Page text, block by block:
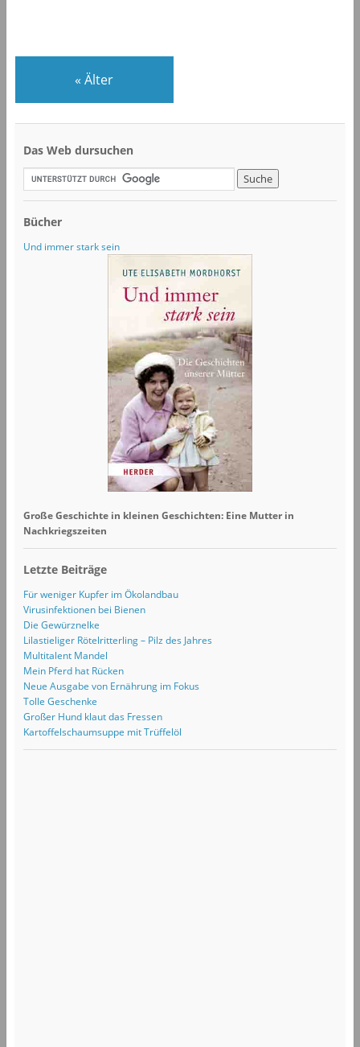
« Älter
Das Web dursuchen
Bücher
Und immer stark sein
Große Geschichte in kleinen Geschichten: Eine Mutter in
Nachkriegszeiten
Letzte Beiträge
Für weniger Kupfer im Ökolandbau
Virusinfektionen bei Bienen
Die Gewürznelke
Lilastieliger Rötelritterling – Pilz des Jahres
Multitalent Mandel
Mein Pferd hat Rücken
Neue Ausgabe von Ernährung im Fokus
Tolle Geschenke
Großer Hund klaut das Fressen
Kartoffelschaumsuppe mit Trüffelöl